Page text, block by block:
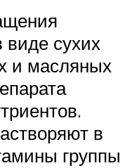
виде сухих
и масляных
в
группы